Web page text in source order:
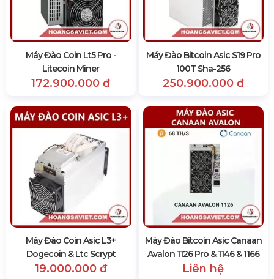
Máy Đào Coin Lt5 Pro -
Litecoin Miner
172.900.000 đ
Máy Đào Bitcoin Asic S19 Pro
100T Sha-256
250.900.000 đ
Máy Đào Coin Asic L3+
Dogecoin & Ltc Scrypt
19.000.000 đ
Máy Đào Bitcoin Asic Canaan
Avalon 1126 Pro & 1146 & 1166
Liên hệ